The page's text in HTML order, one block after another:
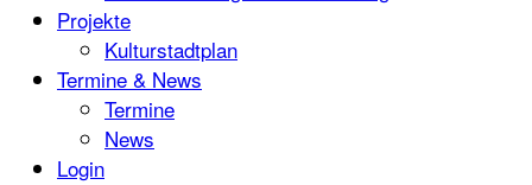
Projekte
Kulturstadtplan
Termine & News
Termine
News
Login